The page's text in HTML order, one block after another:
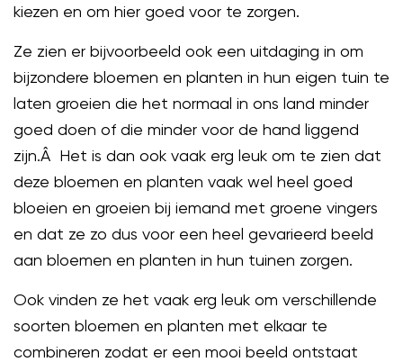
kiezen en om hier goed voor te zorgen.
Ze zien er bijvoorbeeld ook een uitdaging in om
bijzondere bloemen en planten in hun eigen tuin te
laten groeien die het normaal in ons land minder
goed doen of die minder voor de hand liggend
zijn.Â Het is dan ook vaak erg leuk om te zien dat
deze bloemen en planten vaak wel heel goed
bloeien en groeien bij iemand met groene vingers
en dat ze zo dus voor een heel gevarieerd beeld
aan bloemen en planten in hun tuinen zorgen.
Ook vinden ze het vaak erg leuk om verschillende
soorten bloemen en planten met elkaar te
combineren zodat er een mooi beeld ontstaat